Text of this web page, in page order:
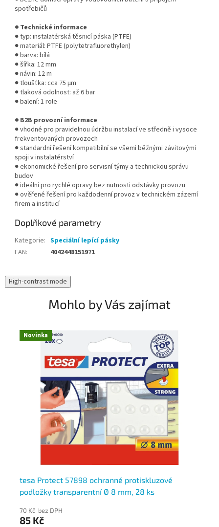
spotřebičů
● Technické informace
● typ: instalatérská těsnicí páska (PTFE)
● materiál: PTFE (polytetrafluorethylen)
● barva: bílá
● šířka: 12 mm
● návin: 12 m
● tloušťka: cca 75 µm
● tlaková odolnost: až 6 bar
● balení: 1 role
● B2B provozní informace
● vhodné pro pravidelnou údržbu instalací ve středně i vysoce
frekventovaných provozech
● standardní řešení kompatibilní se všemi běžnými závitovými
spoji v instalatérství
● ekonomické řešení pro servisní týmy a technickou správu
budov
● ideální pro rychlé opravy bez nutnosti odstávky provozu
● ověřené řešení pro každodenní provoz v technickém zázemí
firem a institucí
Doplňkové parametry
Kategorie: Speciální lepící pásky
EAN: 4042448151971
High-contrast mode
Mohlo by Vás zajímat
Novinka
tesa Protect 57898 ochranné protiskluzové
podložky transparentní Ø 8 mm, 28 ks
70 Kč bez DPH
85 Kč